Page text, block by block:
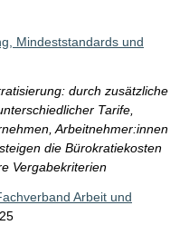
Mindeststandards und
durch zusätzliche
Tarife,
Arbeitnehmer:innen
die Bürokratiekosten
Vergabekriterien
Arbeit und